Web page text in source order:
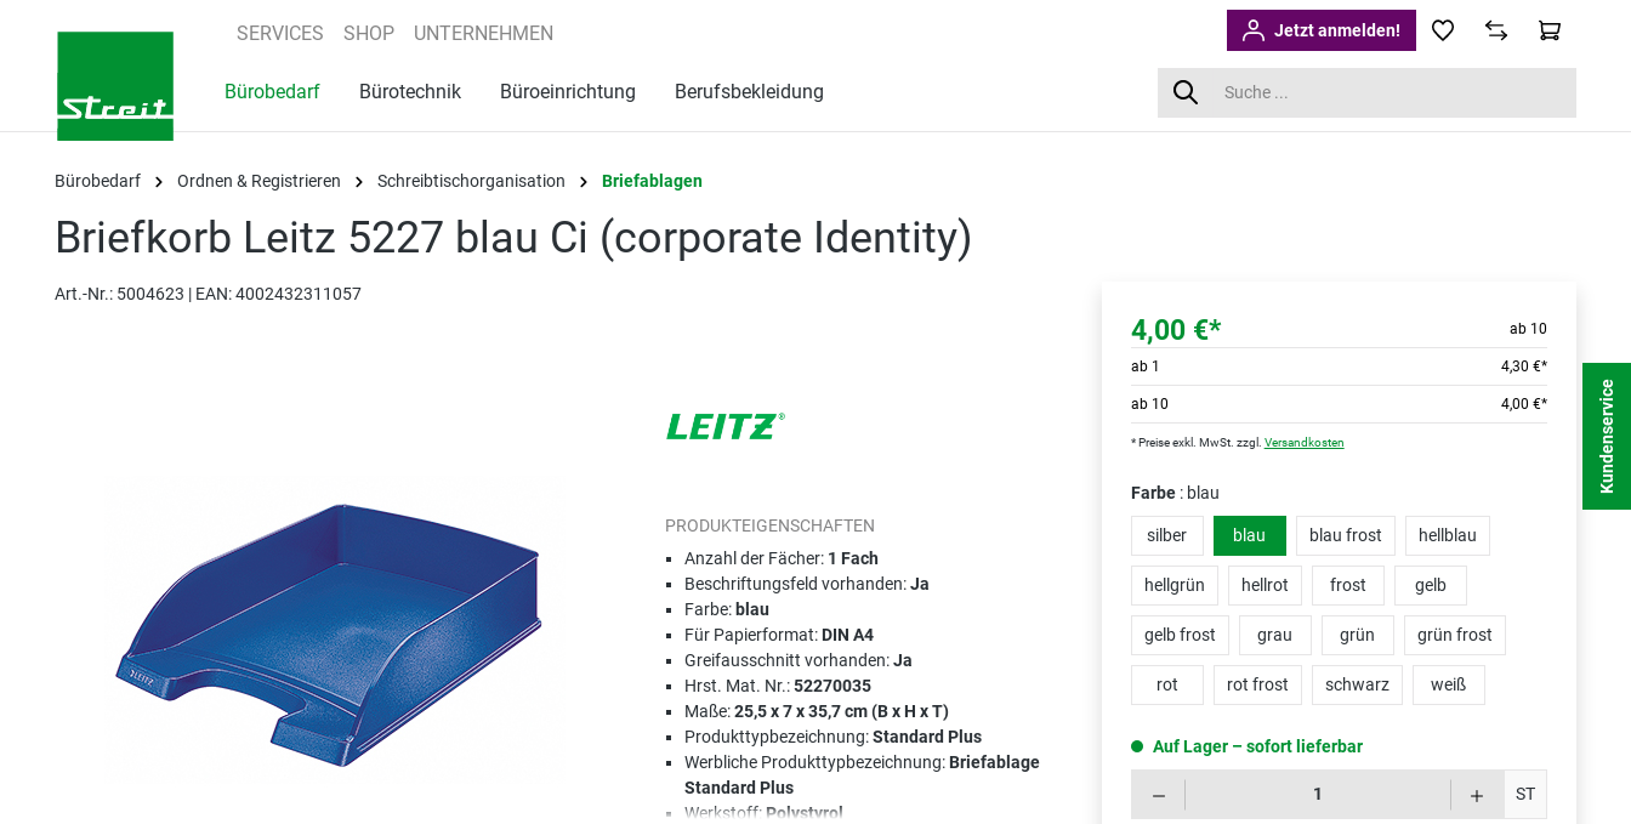
Zur Hauptnavigation springen
SERVICES SHOP UNTERNEHMEN Jetzt anmelden!
Bürobedarf Bürotechnik Büroeinrichtung Berufsbekleidung
Bürobedarf Ordnen & Registrieren Schreibtischorganisation Briefablagen
Briefkorb Leitz 5227 blau Ci (corporate Identity)
Art.-Nr.: 5004623 | EAN: 4002432311057
PRODUKTEIGENSCHAFTEN
Anzahl der Fächer: 1 Fach
Beschriftungsfeld vorhanden:Ja
Farbe: blau
Für Papierformat:DIN A4
Greifausschnitt vorhanden:Ja
Hrst. Mat. Nr.:52270035
Maße:25,5 x 7 x 35,7 cm (B x H x T)
Produkttypbezeichnung:Standard Plus
Werbliche Produkttypbezeichnung:Briefablage
Standard Plus
Werkstoff: Polystyrol
4,00 €* ab 10
ab 1 4,30 €*
ab 10 4,00 €*
* Preise exkl. MwSt. zzgl. Versandkosten
Farbe : blau
silber blau blau frost hellblau
hellgrün hellrot frost gelb
gelb frost grau grün grün frost
rot rot frost schwarz weiß
Auf Lager – sofort lieferbar
ST
Kundenservice